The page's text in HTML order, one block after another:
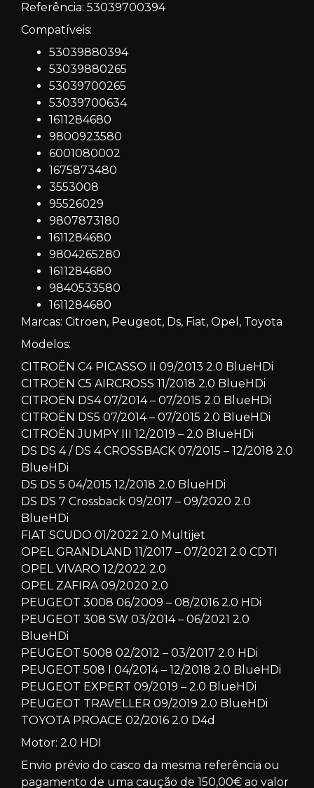
Referência: 53039700394
Compatíveis:
53039880394
53039880265
53039700265
53039700634
1611284680
9800923580
6001080002
1675873480
3553008
95526029
9807873180
1611284680
9804265280
1611284680
9840533580
1611284680
Marcas: Citroen, Peugeot, Ds, Fiat, Opel, Toyota
Modelos:
CITROËN C4 PICASSO II 09/2013 2.0 BlueHDi
CITROËN C5 AIRCROSS 11/2018 2.0 BlueHDi
CITROËN DS4 07/2014 – 07/2015 2.0 BlueHDi
CITROËN DS5 07/2014 – 07/2015 2.0 BlueHDi
CITROËN JUMPY III 12/2019 – 2.0 BlueHDi
DS DS 4 / DS 4 CROSSBACK 07/2015 – 12/2018 2.0
BlueHDi
DS DS 5 04/2015 12/2018 2.0 BlueHDi
DS DS 7 Crossback 09/2017 – 09/2020 2.0
BlueHDi
FIAT SCUDO 01/2022 2.0 Multijet
OPEL GRANDLAND 11/2017 – 07/2021 2.0 CDTI
OPEL VIVARO 12/2022 2.0
OPEL ZAFIRA 09/2020 2.0
PEUGEOT 3008 06/2009 – 08/2016 2.0 HDi
PEUGEOT 308 SW 03/2014 – 06/2021 2.0
BlueHDi
PEUGEOT 5008 02/2012 – 03/2017 2.0 HDi
PEUGEOT 508 I 04/2014 – 12/2018 2.0 BlueHDi
PEUGEOT EXPERT 09/2019 – 2.0 BlueHDi
PEUGEOT TRAVELLER 09/2019 2.0 BlueHDi
TOYOTA PROACE 02/2016 2.0 D4d
Motor: 2.0 HDI
Envio prévio do casco da mesma referência ou
pagamento de uma caução de 150,00€ ao valor